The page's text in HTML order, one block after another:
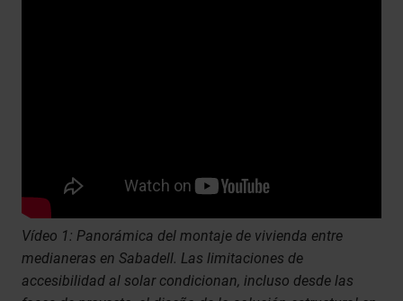
Vídeo 1: Panorámica del montaje de vivienda entre
medianeras en Sabadell. Las limitaciones de
accesibilidad al solar condicionan, incluso desde las